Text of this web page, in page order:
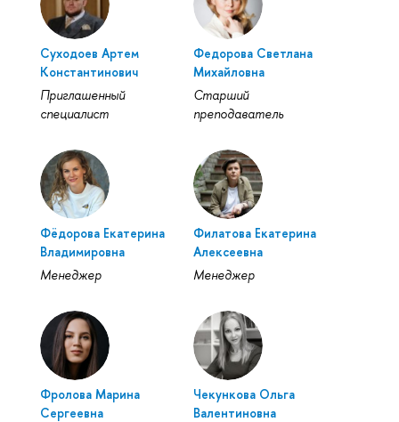
Суходоев Артем
Константинович
Приглашенный
специалист
Федорова Светлана
Михайловна
Старший
преподаватель
Фёдорова Екатерина
Владимировна
Менеджер
Филатова Екатерина
Алексеевна
Менеджер
Фролова Марина
Сергеевна
Чекункова Ольга
Валентиновна